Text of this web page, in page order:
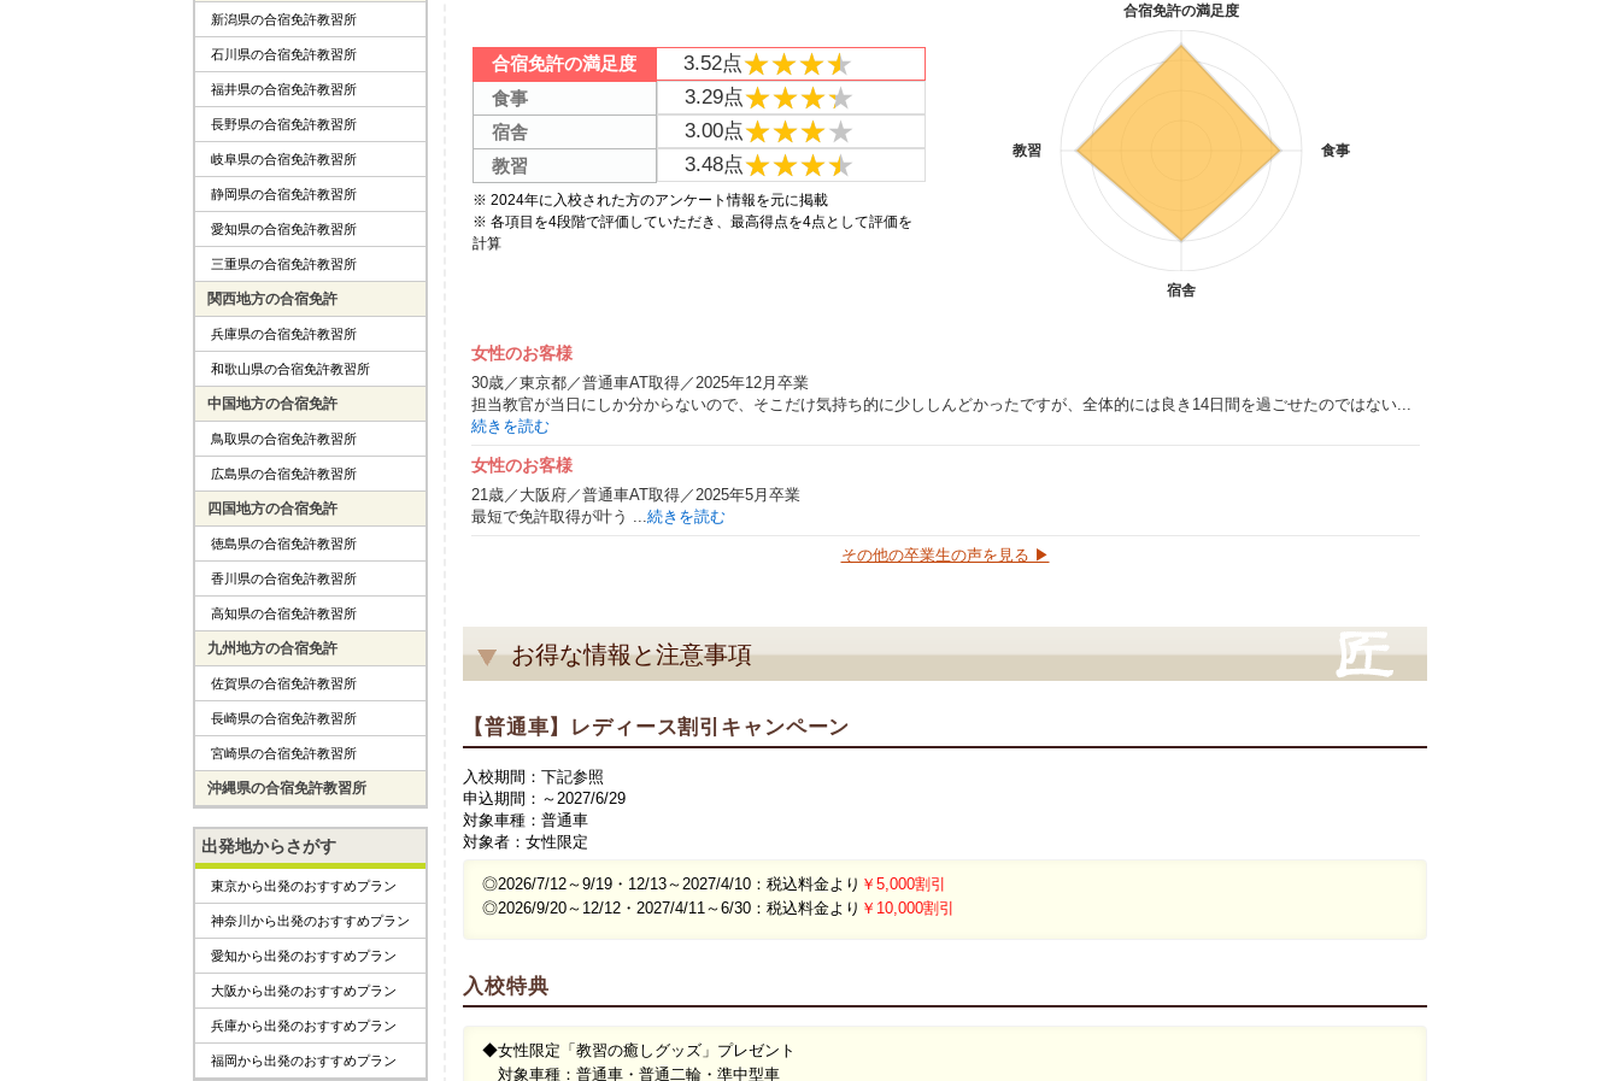
合宿免許の満足度 3.52点★★★★
★★★★
食事 3.29点★★★★
★★★★
宿舎 3.00点★★★★
★★★★
教習 3.48点★★★★
★★★★
※ 2024年に入校された方のアンケート情報を元に掲載
※ 各項目を4段階で評価していただき、最高得点を4点として評価を
計算
合宿免許の満足度
教習 食事
宿舎
女性のお客様
30歳／東京都／普通車AT取得／2025年12月卒業
担当教官が当日にしか分からないので、そこだけ気持ち的に少ししんどかったですが、全体的には良き14日間を過ごせたのではない...
続きを読む
女性のお客様
21歳／大阪府／普通車AT取得／2025年5月卒業
最短で免許取得が叶う ... 続きを読む
その他の卒業生の声を見る ▶
お得な情報と注意事項
【普通車】レディース割引キャンペーン
入校期間：下記参照
申込期間：～2027/6/29
対象車種：普通車
対象者：女性限定
◎2026/7/12～9/19・12/13～2027/4/10：税込料金より ￥5,000割引
◎2026/9/20～12/12・2027/4/11～6/30：税込料金より ￥10,000割引
入校特典
◆女性限定「教習の癒しグッズ」プレゼント
対象車種：普通車・普通二輪・準中型車
新潟県の合宿免許教習所
石川県の合宿免許教習所
福井県の合宿免許教習所
長野県の合宿免許教習所
岐阜県の合宿免許教習所
静岡県の合宿免許教習所
愛知県の合宿免許教習所
三重県の合宿免許教習所
関西地方の合宿免許
兵庫県の合宿免許教習所
和歌山県の合宿免許教習所
中国地方の合宿免許
鳥取県の合宿免許教習所
広島県の合宿免許教習所
四国地方の合宿免許
徳島県の合宿免許教習所
香川県の合宿免許教習所
高知県の合宿免許教習所
九州地方の合宿免許
佐賀県の合宿免許教習所
長崎県の合宿免許教習所
宮崎県の合宿免許教習所
沖縄県の合宿免許教習所
出発地からさがす
東京から出発のおすすめプラン
神奈川から出発のおすすめプラン
愛知から出発のおすすめプラン
大阪から出発のおすすめプラン
兵庫から出発のおすすめプラン
福岡から出発のおすすめプラン